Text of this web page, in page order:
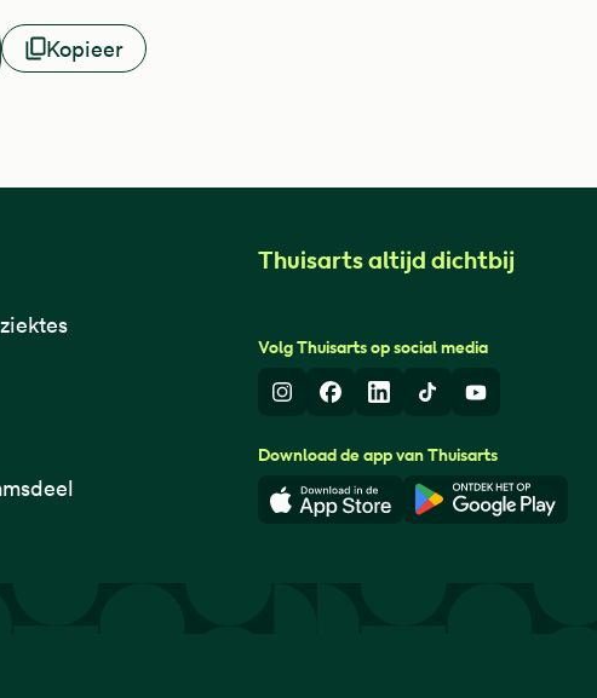
Kopieer
Thuisarts altijd dichtbij
Volg Thuisarts op social media
InstagramFacebook
LinkedInTikTokYoutube
Download de app van Thuisarts
Download in de App Store
Download